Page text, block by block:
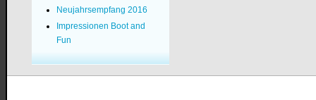
Neujahrsempfang 2016
Impressionen Boot and
Fun